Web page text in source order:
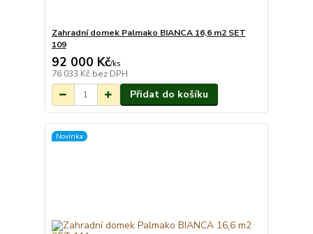
Zahradní domek Palmako BIANCA 16,6 m2 SET
109
92 000 Kč/ks
76 033 Kč bez DPH
Přidat do košíku
Novinka